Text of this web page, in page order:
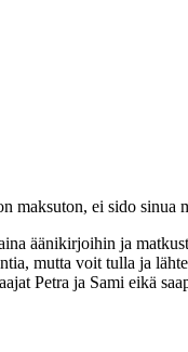
ei sido sinua
äänikirjoihin ja
mutta voit tulla ja
Petra ja Sami eikä